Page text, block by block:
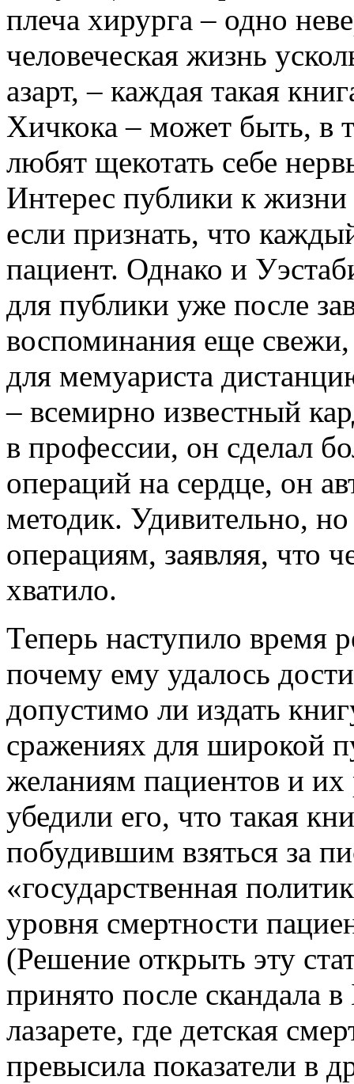
плеча хирурга – одно
человеческая жизнь
азарт, – каждая такая
Хичкока – может быть, в
любят щекотать себе
Интерес публики к
если признать, что
пациент. Однако и
для публики уже после
воспоминания еще
для мемуариста
– всемирно известный
в профессии, он сделал
операций на сердце, он
методик. Удивительно,
операциям, заявляя, что
хватило.
Теперь наступило время
почему ему удалось
допустимо ли издать
сражениях для широкой
желаниям пациентов и их
убедили его, что такая
побудившим взяться за
«государственная
уровня смертности
(Решение открыть эту
принято после скандала
лазарете, где детская
превысила показатели в